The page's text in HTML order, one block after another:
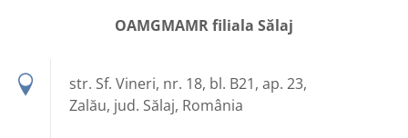
OAMGMAMR filiala Sălaj
str. Sf. Vineri, nr. 18, bl. B21, ap. 23,
Zalău, jud. Sălaj, România